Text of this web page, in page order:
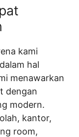
kami
hal
menawarkan
dengan
modern.
kantor,
room,